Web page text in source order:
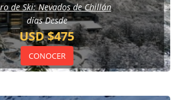
de Ski: Nevados de Chillán
días Desde
USD $475
CONOCER